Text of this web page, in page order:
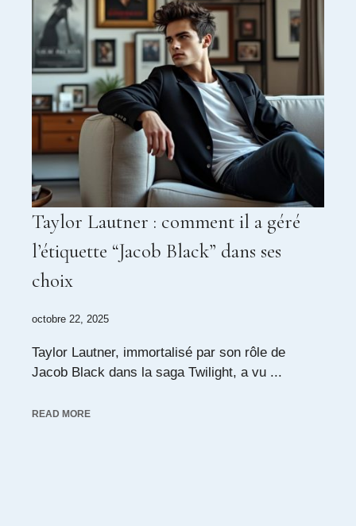
Taylor Lautner : comment il a géré
l’étiquette “Jacob Black” dans ses
choix
octobre 22, 2025
Taylor Lautner, immortalisé par son rôle de
Jacob Black dans la saga Twilight, a vu ...
READ MORE